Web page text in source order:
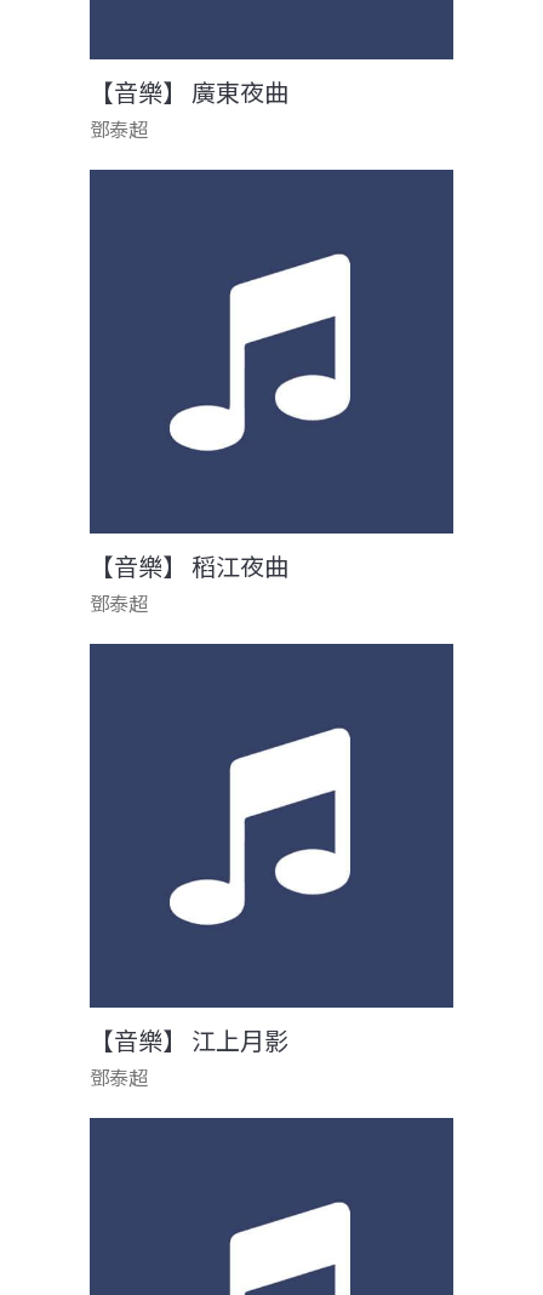
【音樂】 廣東夜曲
鄧泰超
【音樂】 稻江夜曲
鄧泰超
【音樂】 江上月影
鄧泰超